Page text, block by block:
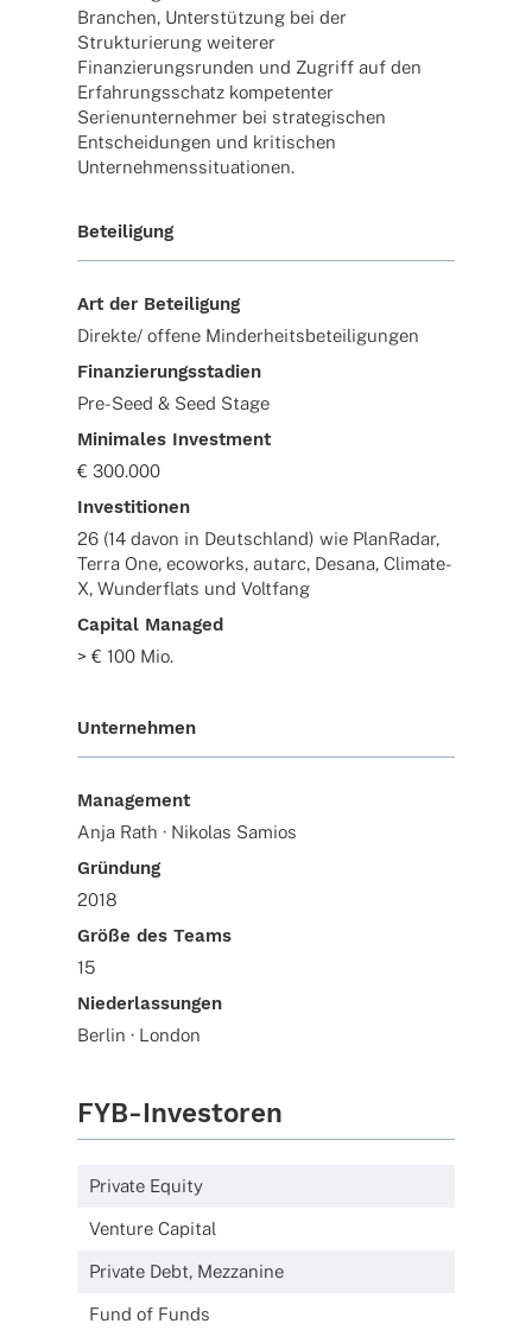
Bran­chen, Unter­stüt­zung bei der
Struk­tu­rie­rung weite­rer
Finan­zie­rungs­run­den und Zugriff auf den
Erfah­rungs­schatz kompe­ten­ter
Seri­en­un­ter­neh­mer bei stra­te­gi­schen
Entschei­dun­gen und kriti­schen
Unternehmenssituationen.
Beteiligung
Art der Beteiligung
Direkte/ offene Minderheitsbeteiligungen
Finanzierungsstadien
Pre-Seed & Seed Stage
Minimales Investment
€ 300.000
Investitionen
26 (14 davon in Deutschland) wie PlanRadar,
Terra One, ecoworks, autarc, Desana, Climate-
X, Wunderflats und Voltfang
Capital Managed
> € 100 Mio.
Unternehmen
Management
Anja Rath · Nikolas Samios
Gründung
2018
Größe des Teams
15
Niederlassungen
Berlin · London
FYB-Investoren
Private Equity
Venture Capital
Private Debt, Mezzanine
Fund of Funds